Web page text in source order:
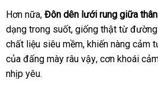
thanh
lý
Hơn nữa, Đôn dên lưới rung giữa
dạng trong suốtmini
, giống thật từ
chất liệu siêu mềmcửa
hàng
, khiến nàng cảm
đẹp
của đấng mày râu vậyNhật
, cơn khoái
nhịp yêu.